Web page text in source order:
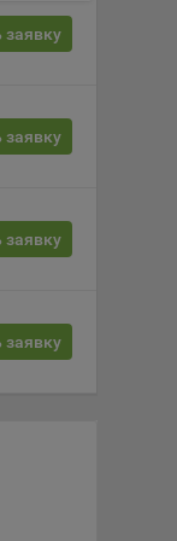
заявку
заявку
заявку
заявку